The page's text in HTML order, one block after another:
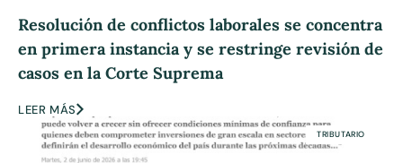
Resolución de conflictos laborales se concentra
en primera instancia y se restringe revisión de
casos en la Corte Suprema
LEER MÁS
TRIBUTARIO